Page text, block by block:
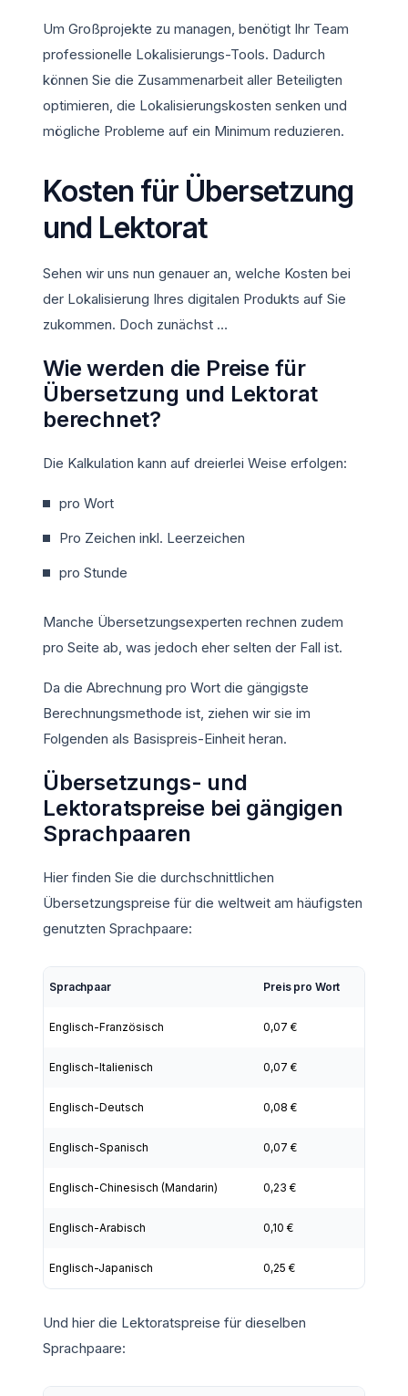
Um Großprojekte zu managen, benötigt Ihr Team
professionelle Lokalisierungs-Tools. Dadurch
können Sie die Zusammenarbeit aller Beteiligten
optimieren, die Lokalisierungskosten senken und
mögliche Probleme auf ein Minimum reduzieren.
Kosten für Übersetzung
und Lektorat
Sehen wir uns nun genauer an, welche Kosten bei
der Lokalisierung Ihres digitalen Produkts auf Sie
zukommen. Doch zunächst …
Wie werden die Preise für
Übersetzung und Lektorat
berechnet?
Die Kalkulation kann auf dreierlei Weise erfolgen:
pro Wort
Pro Zeichen inkl. Leerzeichen
pro Stunde
Manche Übersetzungsexperten rechnen zudem
pro Seite ab, was jedoch eher selten der Fall ist.
Da die Abrechnung pro Wort die gängigste
Berechnungsmethode ist, ziehen wir sie im
Folgenden als Basispreis-Einheit heran.
Übersetzungs- und
Lektoratspreise bei gängigen
Sprachpaaren
Hier finden Sie die durchschnittlichen
Übersetzungspreise für die weltweit am häufigsten
genutzten Sprachpaare:
Sprachpaar Preis pro Wort
Englisch-Französisch 0,07 €
Englisch-Italienisch 0,07 €
Englisch-Deutsch 0,08 €
Englisch-Spanisch 0,07 €
Englisch-Chinesisch (Mandarin) 0,23 €
Englisch-Arabisch 0,10 €
Englisch-Japanisch 0,25 €
Und hier die Lektoratspreise für dieselben
Sprachpaare: